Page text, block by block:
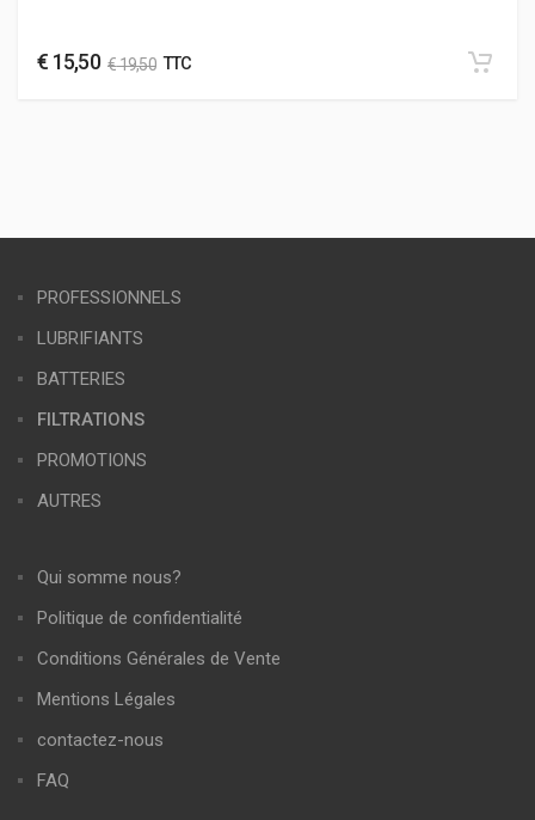
€ 15,50 €19,50 TTC
PROFESSIONNELS
LUBRIFIANTS
BATTERIES
FILTRATIONS
PROMOTIONS
AUTRES
Qui somme nous?
Politique de confidentialité
Conditions Générales de Vente
Mentions Légales
contactez-nous
FAQ